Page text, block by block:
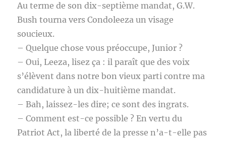
Au terme de son dix-septième mandat, G.W.
Bush tourna vers Condoleeza un visage
soucieux.
– Quelque chose vous préoccupe, Junior ?
– Oui, Leeza, lisez ça : il paraît que des voix
s’élèvent dans notre bon vieux parti contre ma
candidature à un dix-huitième mandat.
– Bah, laissez-les dire; ce sont des ingrats.
– Comment est-ce possible ? En vertu du
Patriot Act, la liberté de la presse n’a-t-elle pas